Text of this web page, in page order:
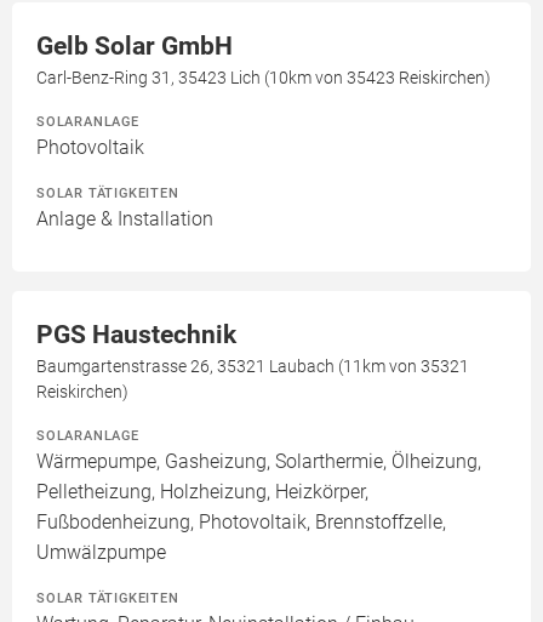
Gelb Solar GmbH
Carl-Benz-Ring 31, 35423 Lich (10km von 35423 Reiskirchen)
SOLARANLAGE
Photovoltaik
SOLAR TÄTIGKEITEN
Anlage & Installation
PGS Haustechnik
Baumgartenstrasse 26, 35321 Laubach (11km von 35321
Reiskirchen)
SOLARANLAGE
Wärmepumpe, Gasheizung, Solarthermie, Ölheizung,
Pelletheizung, Holzheizung, Heizkörper,
Fußbodenheizung, Photovoltaik, Brennstoffzelle,
Umwälzpumpe
SOLAR TÄTIGKEITEN